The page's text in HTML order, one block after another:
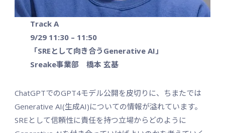
Track A
9/29 11:30 – 11:50
「SREとして向き合うGenerative AI」
Sreake事業部 橋本 玄基
ChatGPTでのGPT4モデル公開を皮切りに、ちまたでは
Generative AI(生成AI)についての情報が溢れています。
SREとして信頼性に責任を持つ立場からどのように